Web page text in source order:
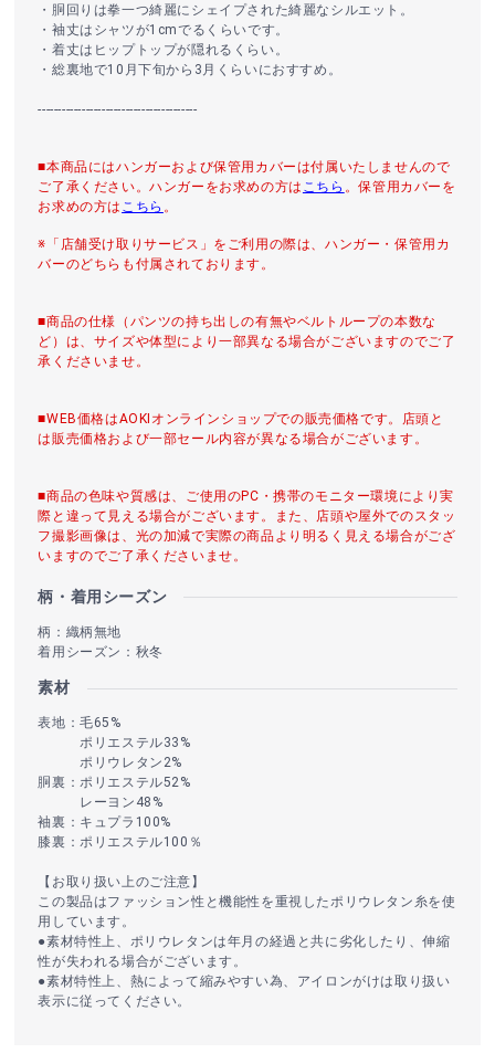
・胴回りは拳一つ綺麗にシェイプされた綺麗なシルエット。
・袖丈はシャツが1cmでるくらいです。
・着丈はヒップトップが隠れるくらい。
・総裏地で10月下旬から3月くらいにおすすめ。
----------------------------------------
■本商品にはハンガーおよび保管用カバーは付属いたしませんので
ご了承ください。ハンガーをお求めの方は こちら 。保管用カバーを
お求めの方は こちら 。
※「店舗受け取りサービス」をご利用の際は、ハンガー・保管用カ
バーのどちらも付属されております。
■商品の仕様（パンツの持ち出しの有無やベルトループの本数な
ど）は、サイズや体型により一部異なる場合がございますのでご了
承くださいませ。
■WEB価格はAOKIオンラインショップでの販売価格です。店頭と
は販売価格および一部セール内容が異なる場合がございます。
■商品の色味や質感は、ご使用のPC・携帯のモニター環境により実
際と違って見える場合がございます。また、店頭や屋外でのスタッ
フ撮影画像は、光の加減で実際の商品より明るく見える場合がござ
いますのでご了承くださいませ。
柄・着用シーズン
柄：織柄無地
着用シーズン：秋冬
素材
表地：毛65%
ポリエステル33%
ポリウレタン2%
胴裏：ポリエステル52%
レーヨン48%
袖裏：キュプラ100%
膝裏：ポリエステル100％
【お取り扱い上のご注意】
この製品はファッション性と機能性を重視したポリウレタン糸を使
用しています。
●素材特性上、ポリウレタンは年月の経過と共に劣化したり、伸縮
性が失われる場合がございます。
●素材特性上、熱によって縮みやすい為、アイロンがけは取り扱い
表示に従ってください。